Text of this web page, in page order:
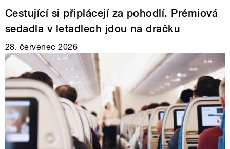
Cestující si připlácejí za pohodlí. Prémiová
sedadla v letadlech jdou na dračku
28. červenec 2026